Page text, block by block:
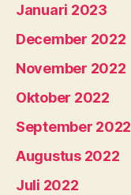
Januari 2023
December 2022
November 2022
Oktober 2022
September 2022
Augustus 2022
Juli 2022